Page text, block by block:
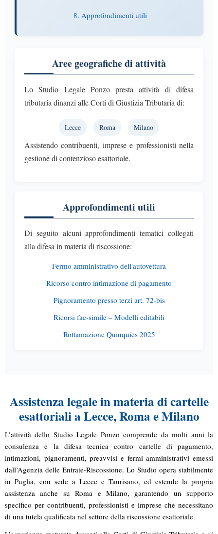
8. Approfondimenti utili
Aree geografiche di attività
Lo Studio Legale Ponzo presta attività di difesa
tributaria dinanzi alle Corti di Giustizia Tributaria di:
Lecce Roma Milano
Assistendo contribuenti, imprese e professionisti nella
gestione di contenzioso esattoriale.
Approfondimenti utili
Di seguito alcuni approfondimenti tematici collegati
alla difesa in materia di riscossione:
Fermo amministrativo dell'autovettura
Ricorso contro intimazione di pagamento
Pignoramento presso terzi art. 72-bis
Ricorsi fac-simile – Modelli editabili
Rottamazione Quinquies 2025
Assistenza legale in materia di cartelle
esattoriali a Lecce, Roma e Milano
L’attività dello Studio Legale Ponzo comprende da molti anni la
consulenza e la difesa tecnica contro cartelle di pagamento,
intimazioni, pignoramenti,preavvisi e fermi amministrativi emessi
dall’Agenzia delle Entrate-Riscossione. Lo Studio opera stabilmente
in Puglia, con sede a Lecce e Taurisano, ed estende la propria
assistenza anche suRoma e Milano, garantendo un supporto
specifico per contribuenti, professionisti e imprese che necessitano
di una tutela qualificata nel settore della riscossione esattoriale.